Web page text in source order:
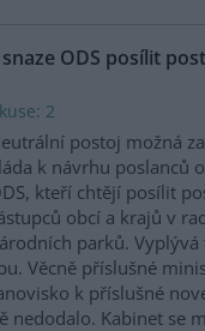
ODS posílit
2
postoj možná
k návrhu poslanců
kteří chtějí posílit
obcí a krajů v
parků. Vyplývá
Věcně příslušné
k příslušné
nedodalo. Kabinet se